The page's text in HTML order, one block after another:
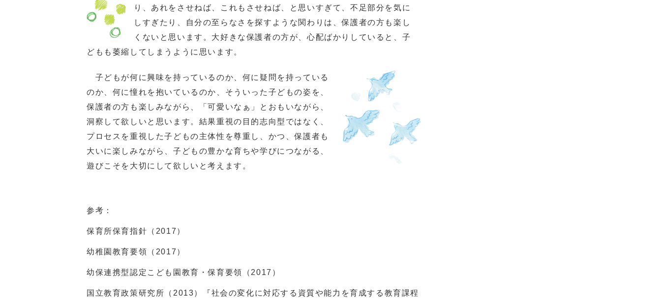
り、あれをさせねば、これもさせねば、と思いすぎて、不足部分を気に
しすぎたり、自分の至らなさを探すような関わりは、保護者の方も楽し
くないと思います。大好きな保護者の方が、心配ばかりしていると、子
どもも萎縮してしまうように思います。
子どもが何に興味を持っているのか、何に疑問を持っている
のか、何に憧れを抱いているのか、そういった子どもの姿を、
保護者の方も楽しみながら、「可愛いなぁ」とおもいながら、
洞察して欲しいと思います。結果重視の目的志向型ではなく、
プロセスを重視した子どもの主体性を尊重し、かつ、保護者も
大いに楽しみながら、子どもの豊かな育ちや学びにつながる、
遊びこそを大切にして欲しいと考えます。
参考：
保育所保育指針（2017）
幼稚園教育要領（2017）
幼保連携型認定こども園教育・保育要領（2017）
国立教育政策研究所（2013）『社会の変化に対応する資質や能力を育成する教育課程